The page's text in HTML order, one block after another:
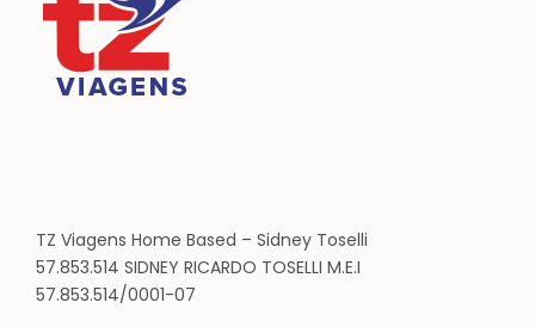
TZ Viagens Home Based – Sidney Toselli
57.853.514 SIDNEY RICARDO TOSELLI M.E.I
57.853.514/0001-07